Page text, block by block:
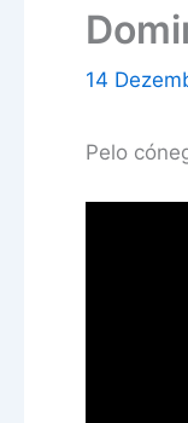
14
Pelo